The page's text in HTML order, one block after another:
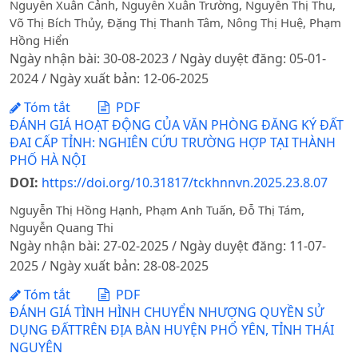
Nguyễn Xuân Cảnh, Nguyễn Xuân Trường, Nguyễn Thị Thu,
Võ Thị Bích Thủy, Đặng Thị Thanh Tâm, Nông Thị Huệ, Phạm
Hồng Hiển
Ngày nhận bài: 30-08-2023 / Ngày duyệt đăng: 05-01-
2024 / Ngày xuất bản: 12-06-2025
Tóm tắt
PDF
ĐÁNH GIÁ HOẠT ĐỘNG CỦA VĂN PHÒNG ĐĂNG KÝ ĐẤT
ĐAI CẤP TỈNH: NGHIÊN CỨU TRƯỜNG HỢP TẠI THÀNH
PHỐ HÀ NỘI
DOI: https://doi.org/10.31817/tckhnnvn.2025.23.8.07
Nguyễn Thị Hồng Hạnh, Phạm Anh Tuấn, Đỗ Thị Tám,
Nguyễn Quang Thi
Ngày nhận bài: 27-02-2025 / Ngày duyệt đăng: 11-07-
2025 / Ngày xuất bản: 28-08-2025
Tóm tắt
PDF
ĐÁNH GIÁ TÌNH HÌNH CHUYỂN NHƯỢNG QUYỀN SỬ
DỤNG ĐẤTTRÊN ĐỊA BÀN HUYỆN PHỔ YÊN, TỈNH THÁI
NGUYÊN